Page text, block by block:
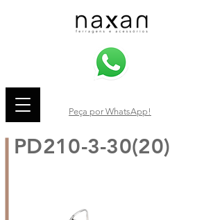
Peça por WhatsApp!
PD210-3-30(20)